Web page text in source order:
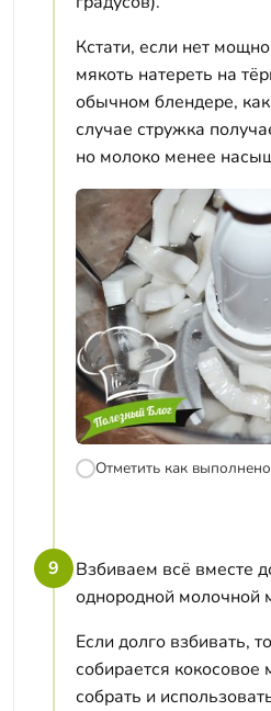
Кстати, если нет
мякоть натереть на
обычном блендере,
случае стружка
но молоко менее
Отметить как выполнено
9
Взбиваем всё вместе
однородной молочной
Если долго взбивать,
собирается
собрать и